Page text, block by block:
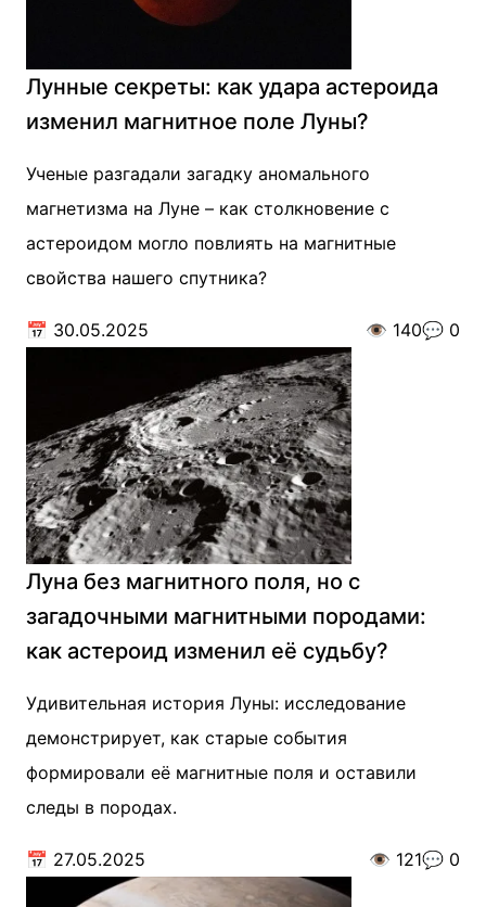
Лунные секреты: как удара астероида
изменил магнитное поле Луны?
Ученые разгадали загадку аномального
магнетизма на Луне – как столкновение с
астероидом могло повлиять на магнитные
свойства нашего спутника?
📅 30.05.2025 👁️ 140💬 0
Луна без магнитного поля, но с
загадочными магнитными породами:
как астероид изменил её судьбу?
Удивительная история Луны: исследование
демонстрирует, как старые события
формировали её магнитные поля и оставили
следы в породах.
📅 27.05.2025 👁️ 121💬 0